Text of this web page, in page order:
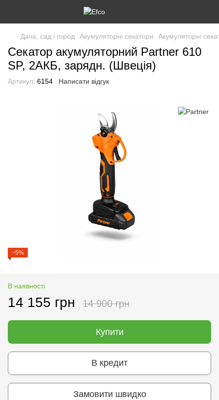
Дача, сад і город Акумуляторні секатори Акумуляторні
Секатор акумуляторний Partner 610
SP, 2АКБ, зарядн. (Швеція)
Артикул: 6154 Написати відгук
−5%
В наявності
14 155 грн 14 900 грн
Купити
В кредит
Замовити швидко